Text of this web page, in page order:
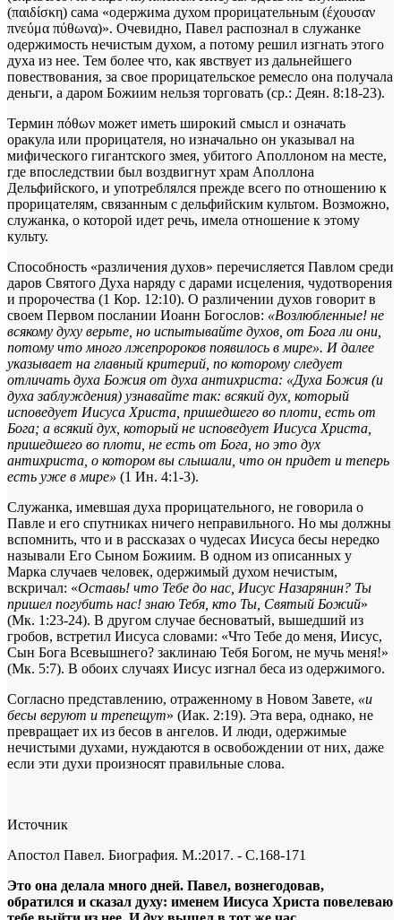
(παιδίσκη) сама «одержима духом прорицательным (έχουσαν
πνεύμα πύθωνα)». Очевидно, Павел распознал в служанке
одержимость нечистым духом, а потому решил изгнать этого
духа из нее. Тем более что, как явствует из дальнейшего
повествования, за свое прорицательское ремесло она получала
деньги, а даром Божиим нельзя торговать (ср.: Деян. 8:18-23).
Термин πόθων может иметь широкий смысл и означать
оракула или прорицателя, но изначально он указывал на
мифического гигантского змея, убитого Аполлоном на месте,
где впоследствии был воздвигнут храм Аполлона
Дельфийского, и употреблялся прежде всего по отношению к
прорицателям, связанным с дельфийским культом. Возможно,
служанка, о которой идет речь, имела отношение к этому
культу.
Способность «различения духов» перечисляется Павлом среди
даров Святого Духа наряду с дарами исцеления, чудотворения
и пророчества (1 Кор. 12:10). О различении духов говорит в
своем Первом послании Иоанн Богослов: «Возлюбленные! не
всякому духу верьте, но испытывайте духов, от Бога ли они,
потому что много лжепророков появилось в мире». И далее
указывает на главный критерий, по которому следует
отличать духа Божия от духа антихриста: «Духа Божия (и
духа заблуждения) узнавайте так: всякий дух, который
исповедует Иисуса Христа, пришедшего во плоти, есть от
Бога; а всякий дух, который не исповедует Иисуса Христа,
пришедшего во плоти, не есть от Бога, но это дух
антихриста, о котором вы слышали, что он придет и теперь
есть уже в мире» (1 Ин. 4:1-3).
Служанка, имевшая духа прорицательного, не говорила о
Павле и его спутниках ничего неправильного. Но мы должны
вспомнить, что и в рассказах о чудесах Иисуса бесы нередко
называли Его Сыном Божиим. В одном из описанных у
Марка случаев человек, одержимый духом нечистым,
вскричал: «Оставь! что Тебе до нас, Иисус Назарянин? Ты
пришел погубить нас! знаю Тебя, кто Ты, Святый Божий»
(Мк. 1:23-24). В другом случае бесноватый, вышедший из
гробов, встретил Иисуса словами: «Что Тебе до меня, Иисус,
Сын Бога Всевышнего? заклинаю Тебя Богом, не мучь меня!»
(Мк. 5:7). В обоих случаях Иисус изгнал беса из одержимого.
Согласно представлению, отраженному в Новом Завете, «и
бесы веруют и трепещут» (Иак. 2:19). Эта вера, однако, не
превращает их из бесов в ангелов. И люди, одержимые
нечистыми духами, нуждаются в освобождении от них, даже
если эти духи произносят правильные слова.
Источник
Апостол Павел. Биография. М.:2017. - С.168-171
Это она делала много дней. Павел, вознегодовав,
обратился и сказал духу: именем Иисуса Христа повелеваю